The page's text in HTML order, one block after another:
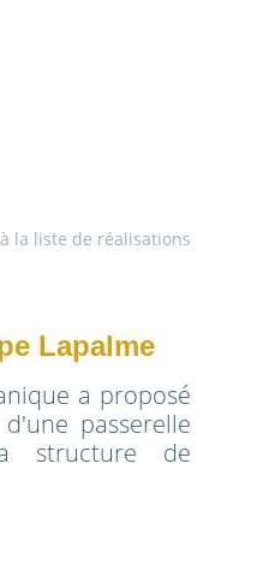
la liste de réalisations
Lapalme
a proposé
passerelle
structure de